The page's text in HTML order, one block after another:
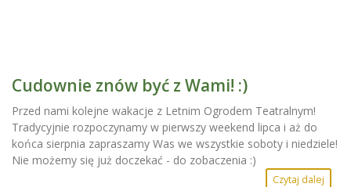
Cudownie znów być z Wami! :)
Przed nami kolejne wakacje z Letnim Ogrodem Teatralnym!
Tradycyjnie rozpoczynamy w pierwszy weekend lipca i aż do
końca sierpnia zapraszamy Was we wszystkie soboty i niedziele!
Nie możemy się już doczekać - do zobaczenia :)
Czytaj dalej